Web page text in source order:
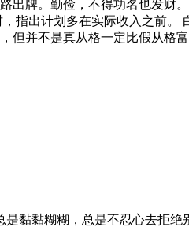
出牌。勤俭，不得功名也发
指出计划多在实际收入之前
但并不是真从格一定比假从格富
黏黏糊糊，总是不忍心去拒